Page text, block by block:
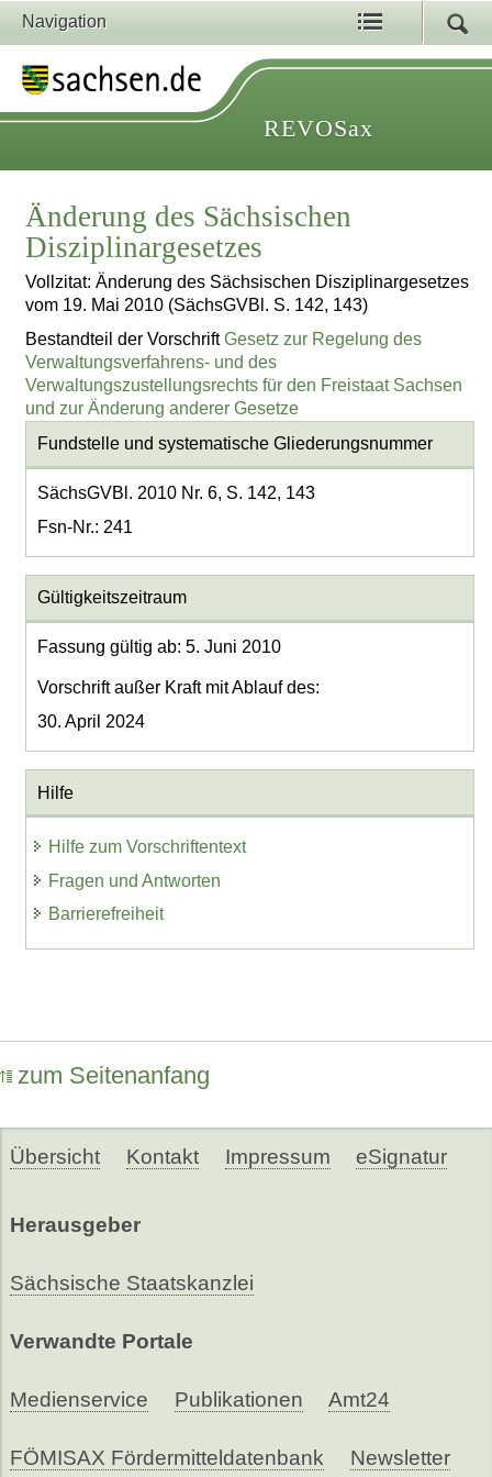
Navigation
REVOSax
Änderung des Sächsischen
Disziplinargesetzes
Vollzitat: Änderung des Sächsischen Disziplinargesetzes
vom 19. Mai 2010 (SächsGVBl. S. 142, 143)
Bestandteil der VorschriftGesetz zur Regelung des
Verwaltungsverfahrens- und des
Verwaltungszustellungsrechts für den Freistaat Sachsen
und zur Änderung anderer Gesetze
Fundstelle und systematische Gliederungsnummer
SächsGVBl. 2010 Nr. 6, S. 142, 143
Fsn-Nr.: 241
Gültigkeitszeitraum
Fassung gültig ab: 5. Juni 2010
Vorschrift außer Kraft mit Ablauf des:
30. April 2024
Hilfe
Hilfe zum Vorschriftentext
Fragen und Antworten
Barrierefreiheit
zum Seitenanfang
Übersicht Kontakt Impressum eSignatur
Herausgeber
Sächsische Staatskanzlei
Verwandte Portale
Medienservice Publikationen Amt24
FÖMISAX Fördermitteldatenbank Newsletter